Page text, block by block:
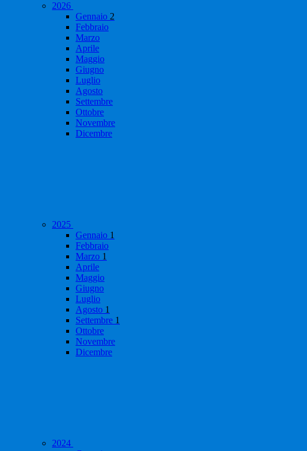
2026
Gennaio 2
Febbraio
Marzo
Aprile
Maggio
Giugno
Luglio
Agosto
Settembre
Ottobre
Novembre
Dicembre
2025
Gennaio 1
Febbraio
Marzo 1
Aprile
Maggio
Giugno
Luglio
Agosto 1
Settembre 1
Ottobre
Novembre
Dicembre
2024